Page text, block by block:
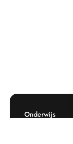
Onderwijs